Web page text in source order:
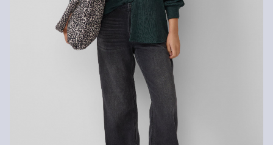
Recycelte Faser
Um einen Beitrag zum Kreislaufprinzip in der Textilproduktion zu
leisten, setzen wir vermehrt recyceltes Fasermaterial in unseren
Enthält recyceltes Polyester: Dieses Produkt enthält recyceltes
Polyester, hergestellt aus recyceltem Kunststoff wie PET-Flaschen
oder recycelten Fasern, die aus gebrauchter Kleidung gewonnen